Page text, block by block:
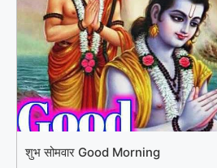
शुभ सोमवार Good Morning